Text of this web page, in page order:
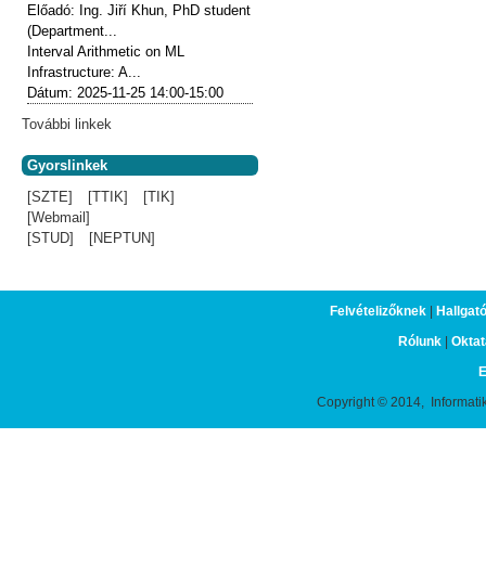
Előadó: Ing. Jiří Khun, PhD student
(Department...
Interval Arithmetic on ML
Infrastructure: A...
Dátum: 2025-11-25 14:00-15:00
További linkek
Gyorslinkek
[SZTE]
[TTIK]
[TIK]
[Webmail]
[STUD]
[NEPTUN]
Felvételizőknek|
Rólunk|
Copyright © 2014,